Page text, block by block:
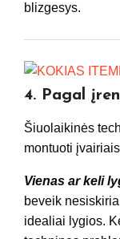
blizgesys.
4. Pagal
Šiuolaikinės
montuoti
Vienas ar keli
beveik
idealiai lygios.